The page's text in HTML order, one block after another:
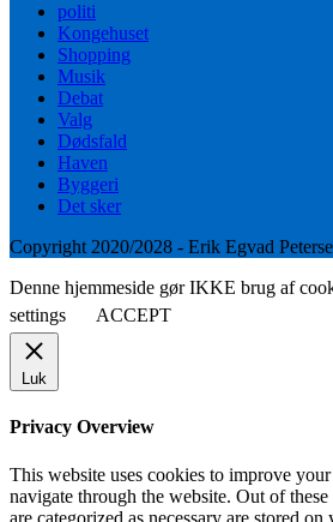
politi
Kongehuset
Shopping
Musik
Debat
Valg
Dødsfald
Haven
Byggeri
Det sker
Copyright 2020/2028 - Erik Egvad
Denne hjemmeside gør IKKE brug af
settings
ACCEPT
Luk
Privacy Overview
This website uses cookies to improve
navigate through the website. Out of
are categorized as necessary are stored